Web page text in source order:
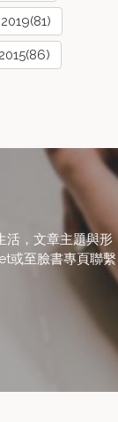
2019(81)
2015(86)
活，文章主題與形
或至臉書專頁聯繫